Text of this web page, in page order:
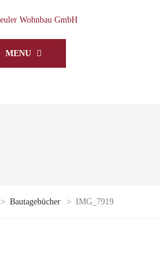
MENU
> Bautagebücher > IMG_7919